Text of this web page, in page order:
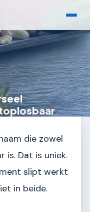
die zowel
is. Dat is uniek.
slipt werkt
in beide.